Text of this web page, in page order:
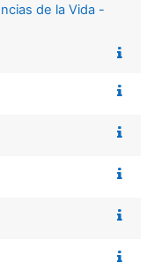
de la Vida -